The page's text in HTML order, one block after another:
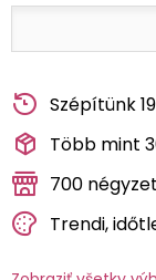
Szépítünk
Több mint
700
Trendi,